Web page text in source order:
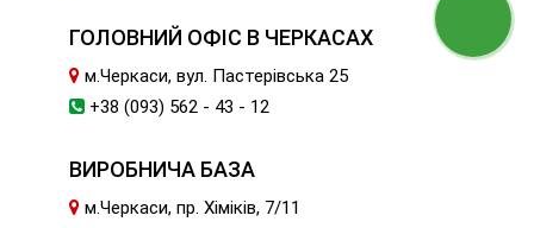
ГОЛОВНИЙ ОФІС В ЧЕРКАСАХ
м.Черкаси, вул. Пастерівська 25
+38 (093) 562 - 43 - 12
ВИРОБНИЧА БАЗА
м.Черкаси, пр. Хіміків, 7/11